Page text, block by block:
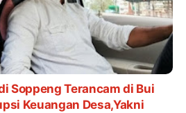
Soppeng Terancam di Bui
Keuangan Desa,Yakni